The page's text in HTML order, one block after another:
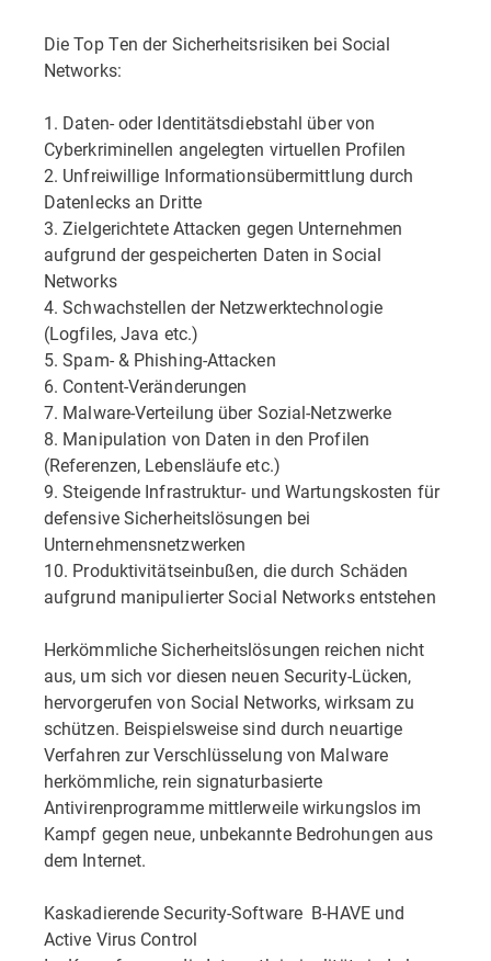
Die Top Ten der Sicherheitsrisiken bei Social
Networks:
1. Daten- oder Identitätsdiebstahl über von
Cyberkriminellen angelegten virtuellen Profilen
2. Unfreiwillige Informationsübermittlung durch
Datenlecks an Dritte
3. Zielgerichtete Attacken gegen Unternehmen
aufgrund der gespeicherten Daten in Social
Networks
4. Schwachstellen der Netzwerktechnologie
(Logfiles, Java etc.)
5. Spam- & Phishing-Attacken
6. Content-Veränderungen
7. Malware-Verteilung über Sozial-Netzwerke
8. Manipulation von Daten in den Profilen
(Referenzen, Lebensläufe etc.)
9. Steigende Infrastruktur- und Wartungskosten für
defensive Sicherheitslösungen bei
Unternehmensnetzwerken
10. Produktivitätseinbußen, die durch Schäden
aufgrund manipulierter Social Networks entstehen
Herkömmliche Sicherheitslösungen reichen nicht
aus, um sich vor diesen neuen Security-Lücken,
hervorgerufen von Social Networks, wirksam zu
schützen. Beispielsweise sind durch neuartige
Verfahren zur Verschlüsselung von Malware
herkömmliche, rein signaturbasierte
Antivirenprogramme mittlerweile wirkungslos im
Kampf gegen neue, unbekannte Bedrohungen aus
dem Internet.
Kaskadierende Security-Software  B-HAVE und
Active Virus Control